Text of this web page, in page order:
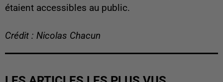
étaient accessibles au public.
Crédit : Nicolas Chacun